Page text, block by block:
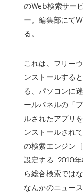
のWeb検索サー
ー。編集部にて
る。
これは、フリー
ンストールする
る、パソコンに
ールパネルの「
ルされたアプリ
ンストールされ
の検索エンジン
設定する. 2010
ら総合検索では
なんかのニュー